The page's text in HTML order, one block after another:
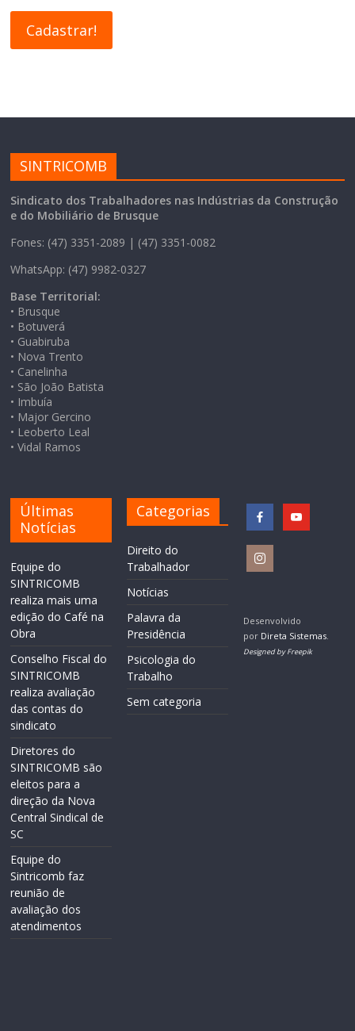
SINTRICOMB
Sindicato dos Trabalhadores nas Indústrias da Construção
e do Mobiliário de Brusque
Fones: (47) 3351-2089 | (47) 3351-0082
WhatsApp: (47) 9982-0327
Base Territorial:
• Brusque
• Botuverá
• Guabiruba
• Nova Trento
• Canelinha
• São João Batista
• Imbuía
• Major Gercino
• Leoberto Leal
• Vidal Ramos
Últimas
Notícias
Equipe do
SINTRICOMB
realiza mais uma
edição do Café na
Obra
Conselho Fiscal do
SINTRICOMB
realiza avaliação
das contas do
sindicato
Diretores do
SINTRICOMB são
eleitos para a
direção da Nova
Central Sindical de
SC
Equipe do
Sintricomb faz
reunião de
avaliação dos
atendimentos
Categorias
Direito do
Trabalhador
Notícias
Palavra da
Presidência
Psicologia do
Trabalho
Sem categoria
Desenvolvido
por Direta Sistemas.
Designed by Freepik